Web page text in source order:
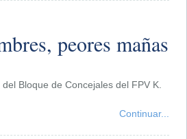
peores mañas
Bloque de Concejales del FPV K.
Continuar...